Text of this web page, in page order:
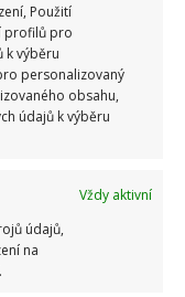
Použití
profilů pro
k výběru
personalizovaný
obsahu,
údajů k výběru
Vždy aktivní
údajů,
na